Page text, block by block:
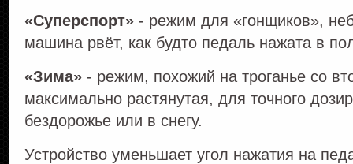
«Суперспорт» - режим для «гонщиков»,
машина рвёт, как будто педаль нажата в
«Зима» - режим, похожий на троганье со
максимально растянутая, для точного
бездорожье или в снегу.
Устройство уменьшает угол нажатия на